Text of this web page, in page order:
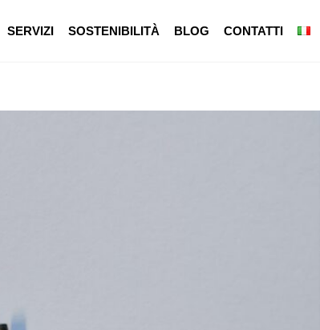
SERVIZI SOSTENIBILITÀ BLOG CONTATTI